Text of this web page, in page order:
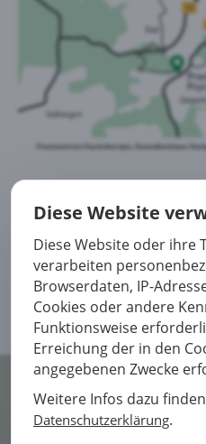
Jetzt
© 2021 Praxis
Diese Website
Diese Website oder ihre
verarbeiten
Browserdaten, IP-
Cookies oder andere
Funktionsweise
Erreichung der in den
angegebenen Zwecke
Weitere Infos dazu
Datenschutzerklärung.